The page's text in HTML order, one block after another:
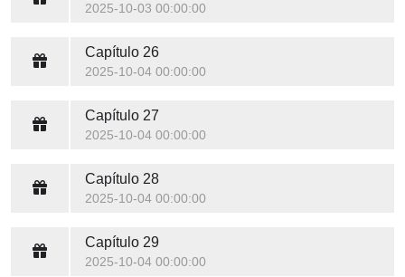
2025-10-03 00:00:00
Capítulo 26
2025-10-04 00:00:00
Capítulo 27
2025-10-04 00:00:00
Capítulo 28
2025-10-04 00:00:00
Capítulo 29
2025-10-04 00:00:00